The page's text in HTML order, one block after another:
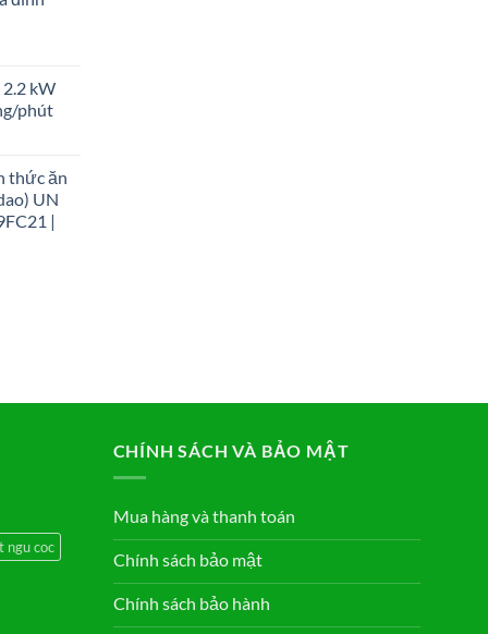
kW
phút
thức ăn
UN
|
ngu coc
CHÍNH SÁCH VÀ BẢO MẬT
Mua hàng và thanh toán
Chính sách bảo mật
Chính sách bảo hành